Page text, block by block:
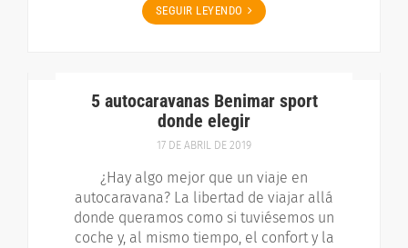
SEGUIR LEYENDO
5 autocaravanas Benimar sport
donde elegir
17 DE ABRIL DE 2019
¿Hay algo mejor que un viaje en
autocaravana? La libertad de viajar allá
donde queramos como si tuviésemos un
coche y, al mismo tiempo, el confort y la